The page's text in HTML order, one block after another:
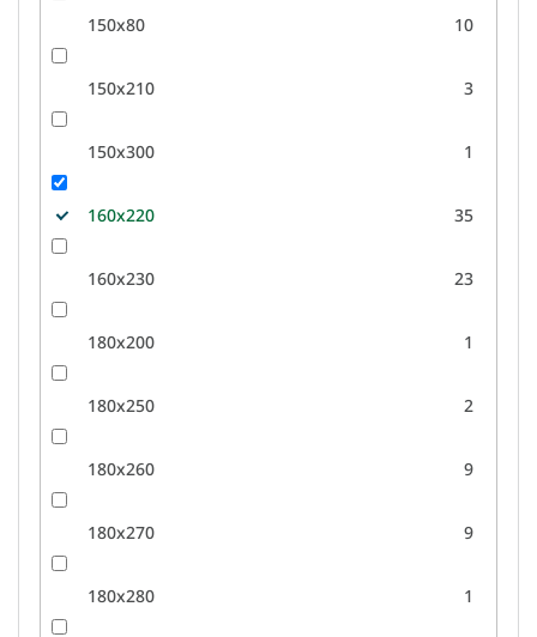
150x80 10
150x210 3
150x300 1
160x220 35
160x230 23
180x200 1
180x250 2
180x260 9
180x270 9
180x280 1